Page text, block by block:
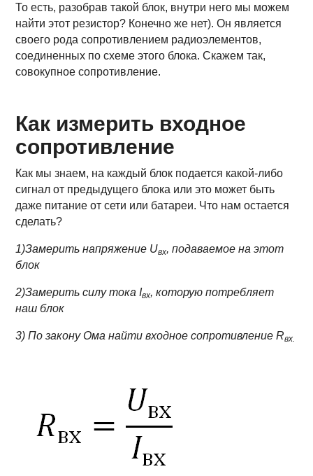
То есть, разобрав такой блок, внутри него мы можем
найти этот резистор? Конечно же нет). Он является
своего рода сопротивлением радиоэлементов,
соединенных по схеме этого блока. Скажем так,
совокупное сопротивление.
Как измерить входное
сопротивление
Как мы знаем, на каждый блок подается какой-либо
сигнал от предыдущего блока или это может быть
даже питание от сети или батареи. Что нам остается
сделать?
1)Замерить напряжение Uвх, подаваемое на этот
блок
2)Замерить силу тока Iвх, которую потребляет
наш блок
3) По закону Ома найти входное сопротивление Rвх.